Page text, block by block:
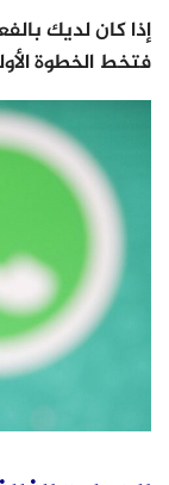
فتخط الخطوة